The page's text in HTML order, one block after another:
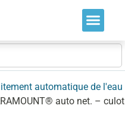
automatique de l'eau
auto net. – culot